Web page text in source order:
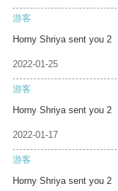
游客
Horny Shriya sent you 2
2022-01-25
游客
Horny Shriya sent you 2
2022-01-17
游客
Horny Shriya sent you 2